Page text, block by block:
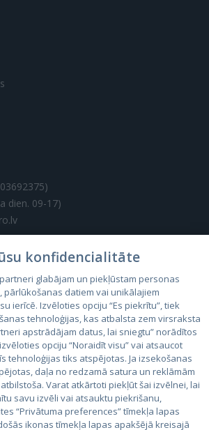
dien. 09-17)
konfidencialitāte
partneri glabājam un piekļūstam personas
pārlūkošanas datiem vai unikālajiem
ierīcē. Izvēloties opciju “Es piekrītu”, tiek
tehnoloģijas, kas atbalsta zem virsraksta
apstrādājam datus, lai sniegtu” norādītos
opciju “Noraidīt visu” vai atsaucot
tehnoloģijas tiks atspējotas. Ja izsekošanas
daļa no redzamā satura un reklāmām
Varat atkārtoti piekļūt šai izvēlnei, lai
savu izvēli vai atsauktu piekrišanu,
“Privātuma preferences” tīmekļa lapas
ikonas tīmekļa lapas apakšējā kreisajā